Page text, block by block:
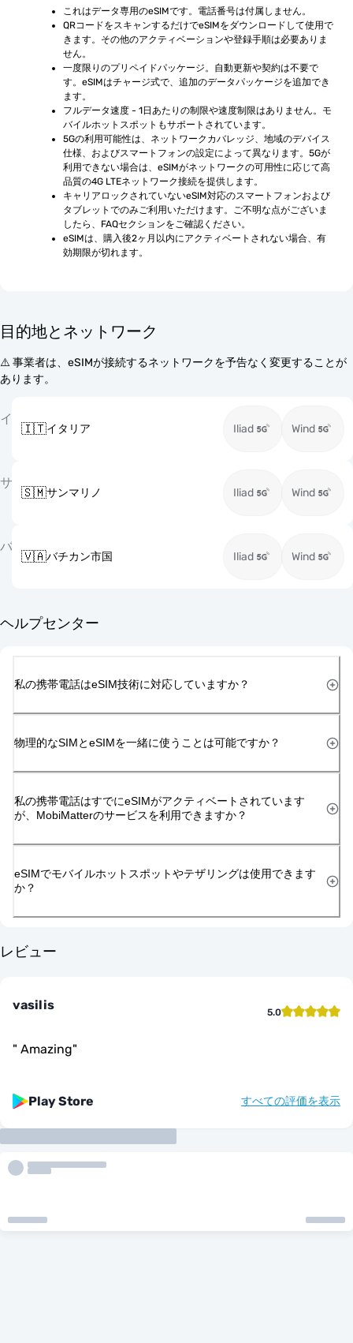
これはデータ専用のeSIMです。電話番号は付属しません。
QRコードをスキャンするだけでeSIMをダウンロードして使用で
きます。その他のアクティベーションや登録手順は必要ありま
せん。
一度限りのプリペイドパッケージ。自動更新や契約は不要で
す。eSIMはチャージ式で、追加のデータパッケージを追加でき
ます。
フルデータ速度 - 1日あたりの制限や速度制限はありません。モ
バイルホットスポットもサポートされています。
5Gの利用可能性は、ネットワークカバレッジ、地域のデバイス
仕様、およびスマートフォンの設定によって異なります。5Gが
利用できない場合は、eSIMがネットワークの可用性に応じて高
品質の4G LTEネットワーク接続を提供します。
キャリアロックされていないeSIM対応のスマートフォンおよび
タブレットでのみご利用いただけます。ご不明な点がございま
したら、FAQセクションをご確認ください。
eSIMは、購入後2ヶ月以内にアクティベートされない場合、有
効期限が切れます。
目的地とネットワーク
⚠️ 事業者は、eSIMが接続するネットワークを予告なく変更することが
あります。
イ
🇮🇹イタリア Iliad Wind
サ
🇸🇲サンマリノ Iliad Wind
バ
🇻🇦バチカン市国 Iliad Wind
ヘルプセンター
私の携帯電話はeSIM技術に対応していますか？
物理的なSIMとeSIMを一緒に使うことは可能ですか？
私の携帯電話はすでにeSIMがアクティベートされています
が、MobiMatterのサービスを利用できますか？
eSIMでモバイルホットスポットやテザリングは使用できます
か？
レビュー
vasilis 5.0
" Amazing"
Play Store すべての評価を表示